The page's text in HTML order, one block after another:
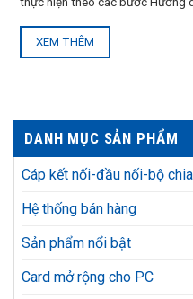
XEM THÊM
DANH MỤC SẢN PHẨM
Cáp kết nối-đầu nối-bộ chia
Hệ thống bán hàng
Sản phẩm nổi bật
Card mở rộng cho PC